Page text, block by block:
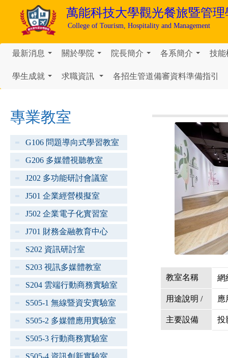
萬能科技大學觀光餐旅暨管理
College of Tourism, Hospitality and Management
最新消息 關於學院 院長簡介 各系簡介 技能
學生成就 求職資訊 各招生管道備審資料準備指引
專業教室
G106 問題導向式學習教室
G206 多媒體視聽教室
J202 多功能研討會議室
J501 企業經營模擬室
J502 企業電子化實習室
J701 財務金融教育中心
S202 資訊研討室
S203 視訊多媒體教室
S204 雲端行動商務實驗室
S505-1 無線暨資安實驗室
S505-2 多媒體應用實驗室
S505-3 行動商務實驗室
S505-4 資訊創新實驗室
教室名稱 網
用途說明 / 應
主要設備 投